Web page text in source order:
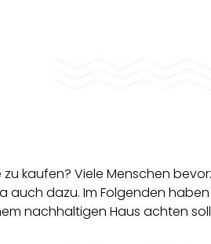
zu kaufen? Viele Menschen
auch dazu. Im Folgenden
nachhaltigen Haus achten